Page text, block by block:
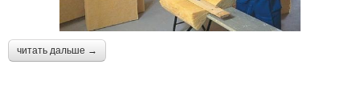
читать дальше →